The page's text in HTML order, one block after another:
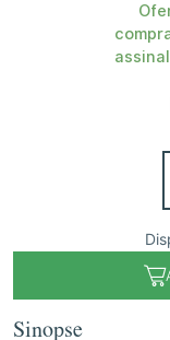
Sinopse